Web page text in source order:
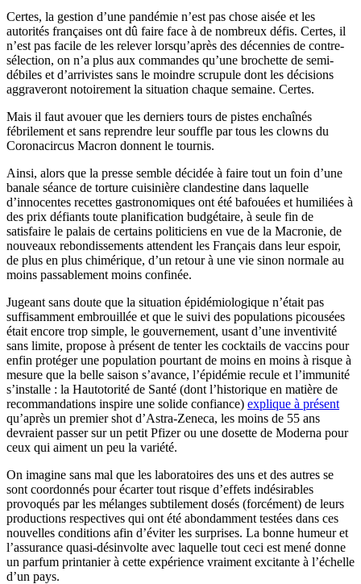
Certes, la gestion d’une pandémie n’est pas chose aisée et les
autorités françaises ont dû faire face à de nombreux défis. Certes, il
n’est pas facile de les relever lorsqu’après des décennies de contre-
sélection, on n’a plus aux commandes qu’une brochette de semi-
débiles et d’arrivistes sans le moindre scrupule dont les décisions
aggraveront notoirement la situation chaque semaine. Certes.
Mais il faut avouer que les derniers tours de pistes enchaînés
fébrilement et sans reprendre leur souffle par tous les clowns du
Coronacircus Macron donnent le tournis.
Ainsi, alors que la presse semble décidée à faire tout un foin d’une
banale séance de torture cuisinière clandestine dans laquelle
d’innocentes recettes gastronomiques ont été bafouées et humiliées à
des prix défiants toute planification budgétaire, à seule fin de
satisfaire le palais de certains politiciens en vue de la Macronie, de
nouveaux rebondissements attendent les Français dans leur espoir,
de plus en plus chimérique, d’un retour à une vie sinon normale au
moins passablement moins confinée.
Jugeant sans doute que la situation épidémiologique n’était pas
suffisamment embrouillée et que le suivi des populations picousées
était encore trop simple, le gouvernement, usant d’une inventivité
sans limite, propose à présent de tenter les cocktails de vaccins pour
enfin protéger une population pourtant de moins en moins à risque à
mesure que la belle saison s’avance, l’épidémie recule et l’immunité
s’installe : la Hautotorité de Santé (dont l’historique en matière de
recommandations inspire une solide confiance) explique à présent
qu’après un premier shot d’Astra-Zeneca, les moins de 55 ans
devraient passer sur un petit Pfizer ou une dosette de Moderna pour
ceux qui aiment un peu la variété.
On imagine sans mal que les laboratoires des uns et des autres se
sont coordonnés pour écarter tout risque d’effets indésirables
provoqués par les mélanges subtilement dosés (forcément) de leurs
productions respectives qui ont été abondamment testées dans ces
nouvelles conditions afin d’éviter les surprises. La bonne humeur et
l’assurance quasi-désinvolte avec laquelle tout ceci est mené donne
un parfum printanier à cette expérience vraiment excitante à l’échelle
d’un pays.